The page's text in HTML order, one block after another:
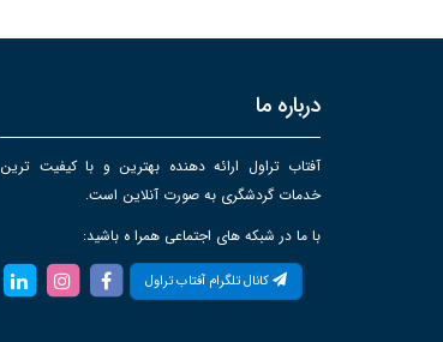
درباره ما
آفتاب تراول ارائه دهنده بهترین و با کیفیت ترین
خدمات گردشگری به صورت آنلاین است.
با ما در شبکه های اجتماعی همرا ه باشید:
کانال تلگرام آفتاب تراول